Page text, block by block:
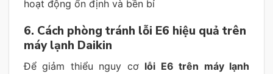
hoạt động ổn định và bền bỉ
6. Cách phòng tránh lỗi E6 hiệu quả trên
máy lạnh Daikin
Để giảm thiểu nguy cơ lỗi E6 trên máy lạnh